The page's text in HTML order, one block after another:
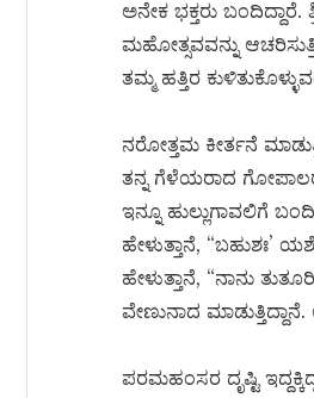
ಅನೇಕ ಭಕ್ತರು
ಮಹೋತ್ಸವವನ್ನು
ತಮ್ಮ ಹತ್ತಿರ
ನರೋತ್ತಮ ಕೀರ್ತನೆ
ತನ್ನ ಗೆಳೆಯರಾದ
ಇನ್ನೂ ಹುಲ್ಲುಗಾವಲಿಗೆ
ಹೇಳುತ್ತಾನೆ, “ಬಹುಶಃ’
ಹೇಳುತ್ತಾನೆ, “ನಾನು
ವೇಣುನಾದ
ಪರಮಹಂಸರ ದೃಷ್ಟಿ